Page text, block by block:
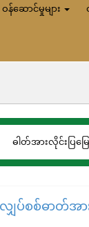
ဝန်ဆောင်မှုများ
ဓါတ်အားလိုင်းပြမြ
လျှပ်စစ်ဓာတ်အ